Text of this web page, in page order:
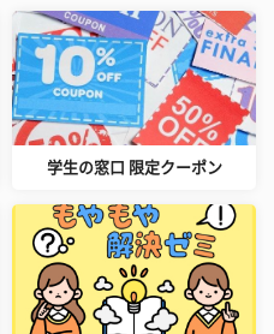
学生の窓口 限定クーポン